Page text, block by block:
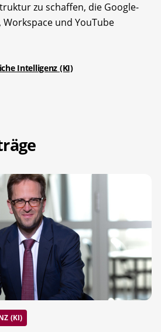
zu schaffen, die Google-
und YouTube
Intelligenz (KI)
(KI)